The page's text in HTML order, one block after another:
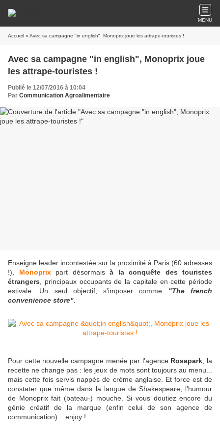
MENU
Accueil » Avec sa campagne "in english", Monoprix joue les attrape-touristes !
Avec sa campagne "in english", Monoprix joue
les attrape-touristes !
Publié le 12/07/2016 à 10:04
Par Communication Agroalimentaire
Enseigne leader incontestée sur la proximité à Paris (60 adresses
!), Monoprixpart désormais à la conquête des touristes
étrangers , principaux occupants de la capitale en cette période
estivale. Un seul objectif, s'imposer comme "The french
convenience store"
Pour cette nouvelle campagne menée par l'agence Rosapark , la
recette ne change pas : les jeux de mots sont toujours au menu...
mais cette fois servis nappés de crème anglaise. Et force est de
constater que même dans la langue de Shakespeare, l'humour
de Monoprix fait (bateau-) mouche. Si vous doutiez encore du
génie créatif de la marque (enfin celui de son agence de
communication)... enjoy !